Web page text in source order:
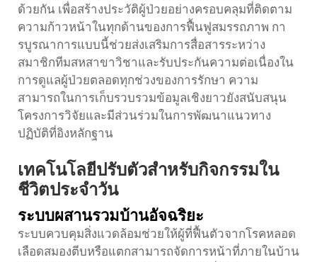
ด้วยกัน เพื่อสร้างประวัติผู้ป่วยอย่างครอบคลุมที่ติดตาม
ความก้าวหน้าในทุกด้านของการฟื้นฟูสมรรถภาพ กา
รบูรณาการแบบนี้ช่วยส่งเสริมการสื่อสารระหว่าง
สมาชิกทีมสหสาขาวิชาและรับประกันความต่อเนื่องใน
การดูแลผู้ป่วยตลอดทุกช่วงของการรักษา ความ
สามารถในการเก็บรวบรวมข้อมูลเชิงยาวยังสนับสนุน
โครงการวิจัยและมีส่วนร่วมในการพัฒนาแนวทาง
ปฏิบัติที่อิงหลักฐาน
เทคโนโลยีปรับตัวสำหรับกิจกรรมใน
ชีวิตประจำวัน
ระบบผสานรวมบ้านอัจฉริยะ
ระบบควบคุมสิ่งแวดล้อมช่วยให้ผู้ที่ฟื้นตัวจากโรคหลอด
เลือดสมองตีบหรือแตกสามารถจัดการหน้าที่ภายในบ้าน